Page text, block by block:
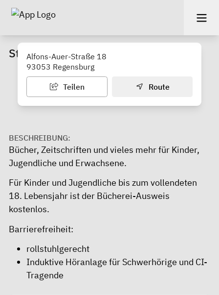
Stadtteilbücherei Ost
Alfons-Auer-Straße 18
93053 Regensburg
Teilen Route
BESCHREIBUNG:
Bücher, Zeitschriften und vieles mehr für Kinder,
Jugendliche und Erwachsene.
Für Kinder und Jugendliche bis zum vollendeten
18. Lebensjahr ist der Bücherei-Ausweis
kostenlos.
Barrierefreiheit:
rollstuhlgerecht
Induktive Höranlage für Schwerhörige und CI-
Tragende